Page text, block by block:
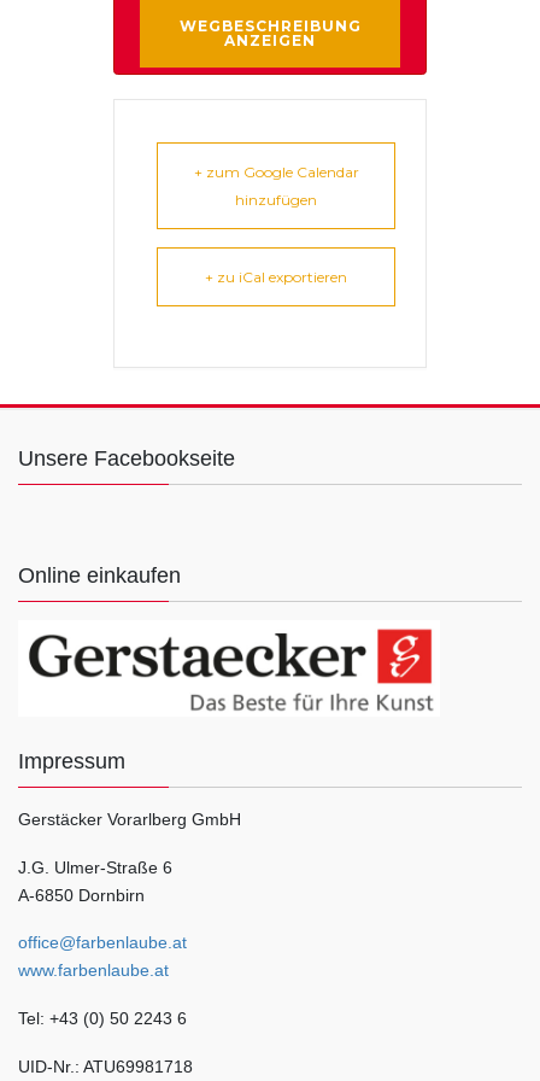
+ zum Google Calendar
hinzufügen
+ zu iCal exportieren
Unsere Facebookseite
Online einkaufen
Impressum
Gerstäcker Vorarlberg GmbH
J.G. Ulmer-Straße 6
A-6850 Dornbirn
office@farbenlaube.at
www.farbenlaube.at
Tel: +43 (0) 50 2243 6
UID-Nr.: ATU69981718